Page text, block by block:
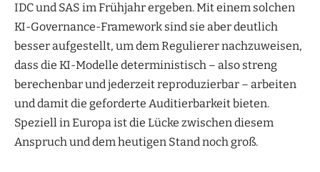
IDC und SAS im Frühjahr ergeben. Mit einem solchen
KI-Governance-Framework sind sie aber deutlich
besser aufgestellt, um dem Regulierer nachzuweisen,
dass die KI-Modelle deterministisch – also streng
berechenbar und jederzeit reproduzierbar – arbeiten
und damit die geforderte Auditierbarkeit bieten.
Speziell in Europa ist die Lücke zwischen diesem
Anspruch und dem heutigen Stand noch groß.